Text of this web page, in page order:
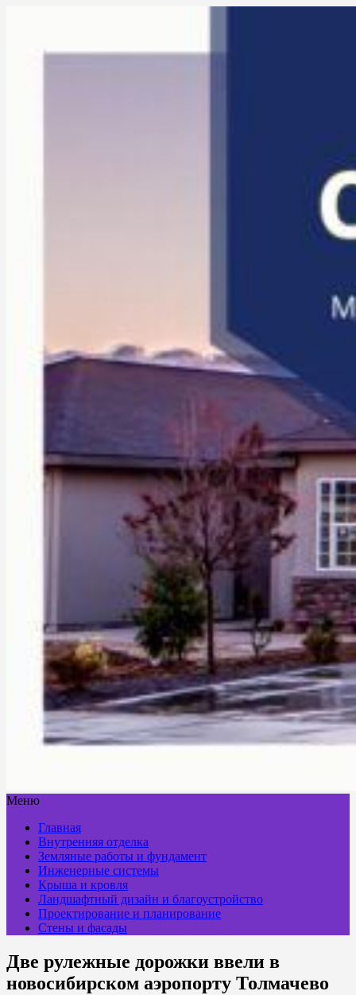
Меню
Главная
Внутренняя отделка
Земляные работы и фундамент
Инженерные системы
Крыша и кровля
Ландшафтный дизайн и благоустройство
Проектирование и планирование
Стены и фасады
Две рулежные дорожки ввели в
новосибирском аэропорту Толмачево